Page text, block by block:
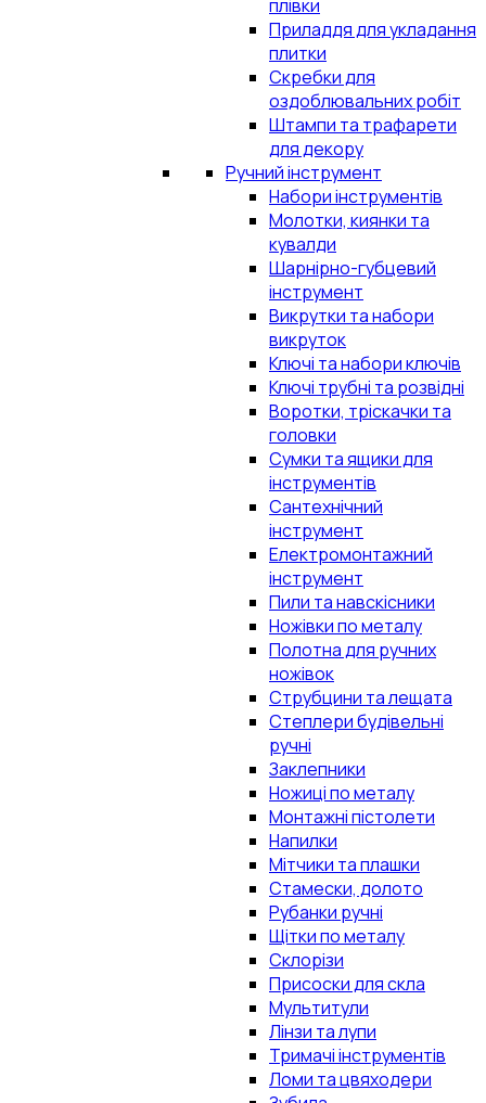
плівки
Приладдя для укладання
плитки
Скребки для
оздоблювальних робіт
Штампи та трафарети
для декору
Ручний інструмент
Набори інструментів
Молотки, киянки та
кувалди
Шарнірно-губцевий
інструмент
Викрутки та набори
викруток
Ключі та набори ключів
Ключі трубні та розвідні
Воротки, тріскачки та
головки
Сумки та ящики для
інструментів
Сантехнічний
інструмент
Електромонтажний
інструмент
Пили та навскісники
Ножівки по металу
Полотна для ручних
ножівок
Струбцини та лещата
Степлери будівельні
ручні
Заклепники
Ножиці по металу
Монтажні пістолети
Напилки
Мітчики та плашки
Стамески, долото
Рубанки ручні
Щітки по металу
Склорізи
Присоски для скла
Мультитули
Лінзи та лупи
Тримачі інструментів
Ломи та цвяходери